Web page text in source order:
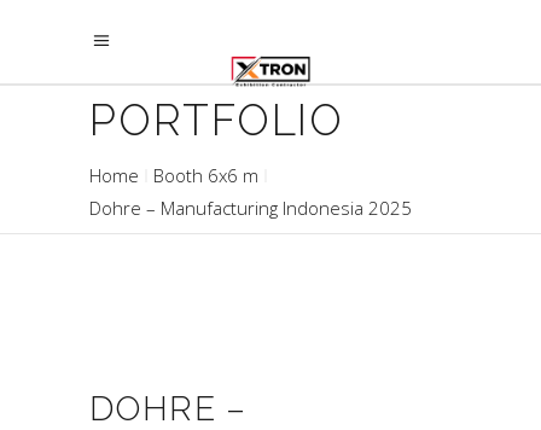
PORTFOLIO
Home
Booth 6x6 m
Dohre – Manufacturing Indonesia 2025
DOHRE –